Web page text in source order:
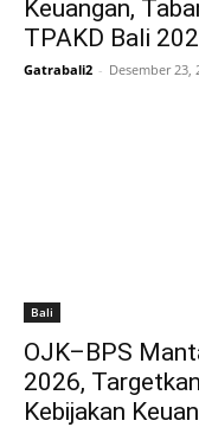
Keuangan,
TPAKD Bali
Gatrabali2 - Desember 23,
Bali
OJK–BPS
2026,
Kebijakan